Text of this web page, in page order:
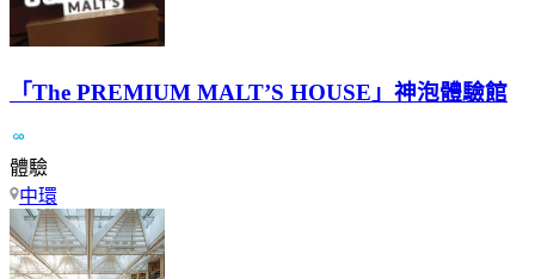
「The PREMIUM MALT’S HOUSE」神泡體驗館
體驗
中環